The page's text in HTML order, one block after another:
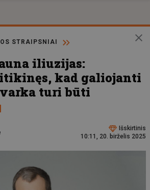
STRAIPSNIAI
iliuzijas:
kad galiojanti
turi būti
Išskirtinis
10:11, 20. birželis 2025